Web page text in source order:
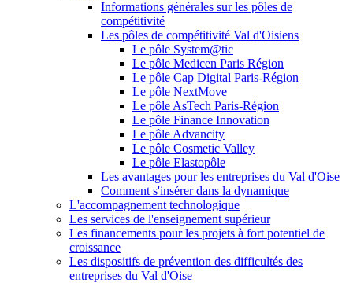
Informations générales sur les pôles de
compétitivité
Les pôles de compétitivité Val d'Oisiens
Le pôle System@tic
Le pôle Medicen Paris Région
Le pôle Cap Digital Paris-Région
Le pôle NextMove
Le pôle AsTech Paris-Région
Le pôle Finance Innovation
Le pôle Advancity
Le pôle Cosmetic Valley
Le pôle Elastopôle
Les avantages pour les entreprises du Val d'Oise
Comment s'insérer dans la dynamique
L'accompagnement technologique
Les services de l'enseignement supérieur
Les financements pour les projets à fort potentiel de
croissance
Les dispositifs de prévention des difficultés des
entreprises du Val d'Oise